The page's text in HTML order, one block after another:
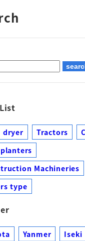
dryer Tractors
Machineries
type
Yanmer
Iseki